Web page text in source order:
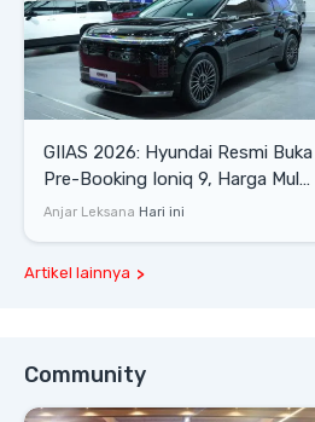
GIIAS 2026: Hyundai Resmi Buka
Pre-Booking Ioniq 9, Harga Mulai
Rp1,49 Miliar
Anjar Leksana Hari ini
Artikel lainnya
Community